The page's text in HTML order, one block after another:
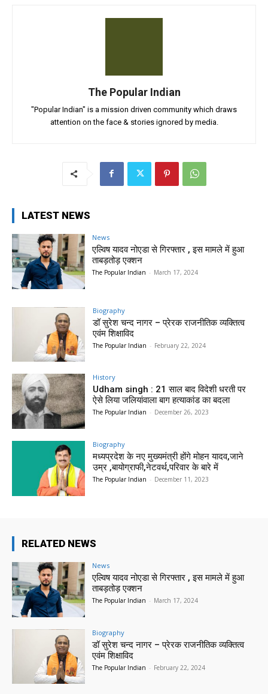
The Popular Indian
"Popular Indian" is a mission driven community which draws
attention on the face & stories ignored by media.
LATEST NEWS
News
एल्विष यादव नोएडा से गिरफ्तार , इस मामले में हुआ
ताबड़तोड़ एक्शन
The Popular Indian - March 17, 2024
Biography
डॉ सुरेश चन्द नागर – प्रेरक राजनीतिक व्यक्तित्व
एवंम शिक्षाविद
The Popular Indian - February 22, 2024
History
Udham singh : 21 साल बाद विदेशी धरती पर
ऐसे लिया जलियांवाला बाग हत्याकांड का बदला
The Popular Indian - December 26, 2023
Biography
मध्यप्रदेश के नए मुख्यमंत्री होंगे मोहन यादव,जाने
उम्र ,बायोग्राफी,नेटवर्थ,परिवार के बारे में
The Popular Indian - December 11, 2023
RELATED NEWS
News
एल्विष यादव नोएडा से गिरफ्तार , इस मामले में हुआ
ताबड़तोड़ एक्शन
The Popular Indian - March 17, 2024
Biography
डॉ सुरेश चन्द नागर – प्रेरक राजनीतिक व्यक्तित्व
एवंम शिक्षाविद
The Popular Indian - February 22, 2024